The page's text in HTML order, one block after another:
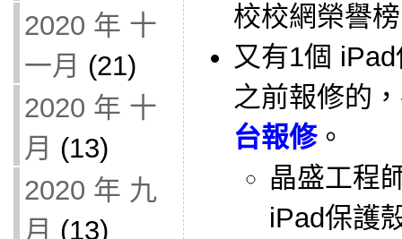
2020 年 十
一月 (21)
2020 年 十
月 (13)
2020 年 九
月 (13)
校校網榮譽
又有1個
之前報修的
台報修。
晶盛工程
iPad保護